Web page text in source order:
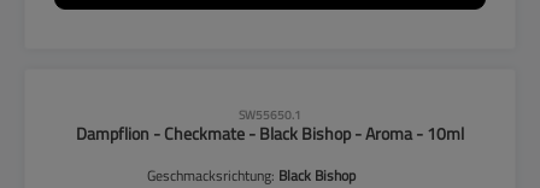
SW55650.1
Dampflion - Checkmate - Black Bishop - Aroma - 10ml
Geschmacksrichtung: Black Bishop